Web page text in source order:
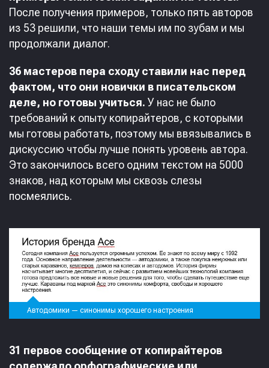
После получения примеров, только пять авторов
из 53 решили, что наши темы им по зубам и мы
продолжали диалог.
36 мастеров пера сходу ставили нас перед
фактом, что они новички в писательском
деле, но готовы учиться. У нас не было
требований к опыту копирайтеров, с которыми
мы готовы работать, поэтому мы ввязывались в
дискуссию чтобы лучше понять уровень автора.
Это закончилось всего одним текстом на 5000
знаков, над которым мы сквозь слезы
посмеялись.
Автодомики — синонимы хорошего настроения
31 первое сообщение от копирайтеров